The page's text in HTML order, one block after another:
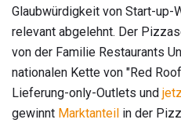
Glaubwürdigkeit von Start-up-
relevant abgelehnt. Der
von der Familie Restaurants
nationalen Kette von "Red
Lieferung-only-Outlets und
gewinnt Marktanteil in der